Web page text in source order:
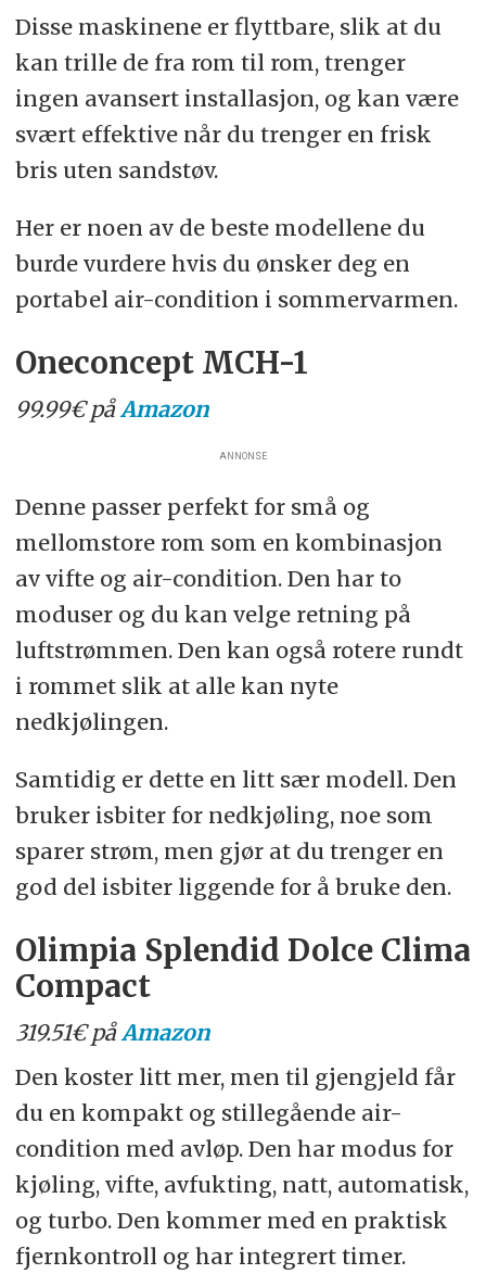
Disse maskinene er flyttbare, slik at du
kan trille de fra rom til rom, trenger
ingen avansert installasjon, og kan være
svært effektive når du trenger en frisk
bris uten sandstøv.
Her er noen av de beste modellene du
burde vurdere hvis du ønsker deg en
portabel air-condition i sommervarmen.
Oneconcept MCH-1
99.99€ påAmazon
ANNONSE
Denne passer perfekt for små og
mellomstore rom som en kombinasjon
av vifte og air-condition. Den har to
moduser og du kan velge retning på
luftstrømmen. Den kan også rotere rundt
i rommet slik at alle kan nyte
nedkjølingen.
Samtidig er dette en litt sær modell. Den
bruker isbiter for nedkjøling, noe som
sparer strøm, men gjør at du trenger en
god del isbiter liggende for å bruke den.
Olimpia Splendid Dolce Clima
Compact
319.51€ påAmazon
Den koster litt mer, men til gjengjeld får
du en kompakt og stillegående air-
condition med avløp. Den har modus for
kjøling, vifte, avfukting, natt, automatisk,
og turbo. Den kommer med en praktisk
fjernkontroll og har integrert timer.